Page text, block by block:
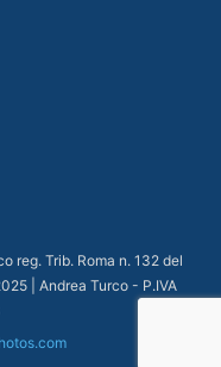
reg. Trib. Roma n. 132 del
| Andrea Turco - P.IVA